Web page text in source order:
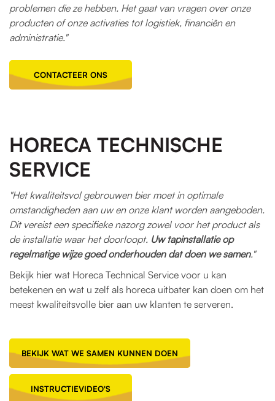
problemen die ze hebben. Het gaat van vragen over onze
producten of onze activaties tot logistiek, financiën en
administratie."
CONTACTEER ONS
HORECA TECHNISCHE
SERVICE
"Het kwaliteitsvol gebrouwen bier moet in optimale
omstandigheden aan uw en onze klant worden aangeboden.
Dit vereist een specifieke nazorg zowel voor het product als
de installatie waar het doorloopt. Uw tapinstallatie op
regelmatige wijze goed onderhouden dat doen we samen."
Bekijk hier wat Horeca Technical Service voor u kan
betekenen en wat u zelf als horeca uitbater kan doen om het
meest kwaliteitsvolle bier aan uw klanten te serveren.
BEKIJK WAT WE SAMEN KUNNEN DOEN
INSTRUCTIEVIDEO'S